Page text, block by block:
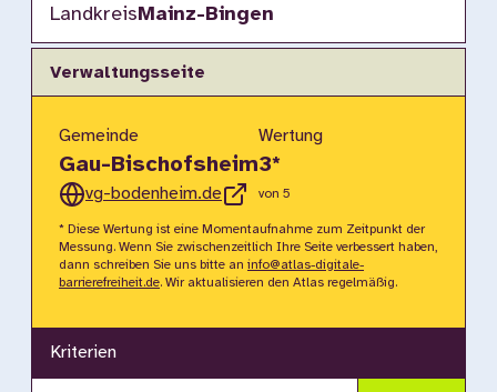
LandkreisMainz-Bingen
Verwaltungsseite
Gemeinde
Gau-Bischofsheim
vg-bodenheim.de
Wertung
3*
von 5
* Diese Wertung ist eine Momentaufnahme zum Zeitpunkt der
Messung. Wenn Sie zwischenzeitlich Ihre Seite verbessert haben,
dann schreiben Sie uns bitte an info@atlas-digitale-
barrierefreiheit.de. Wir aktualisieren den Atlas regelmäßig.
Kriterien